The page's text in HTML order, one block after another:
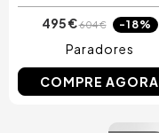
495 €604 € -18%
Paradores
COMPRE AGORA